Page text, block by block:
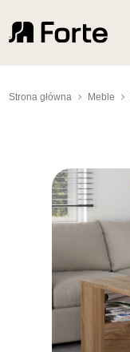
Strona główna Meble